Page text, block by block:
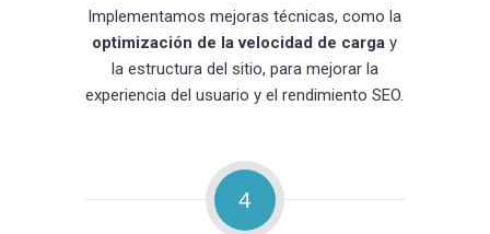
Implementamos mejoras técnicas, como la
optimización de la velocidad de carga y
la estructura del sitio, para mejorar la
experiencia del usuario y el rendimiento SEO.
4